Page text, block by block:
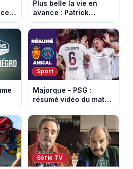
Plus belle la vie en
avance : Patrick
victime d’un malaise.
Episode du 7 août
2026 (spoiler)
de
Sport
Majorque - PSG :
résumé vidéo du match
amical du 5 août 2026
Série TV